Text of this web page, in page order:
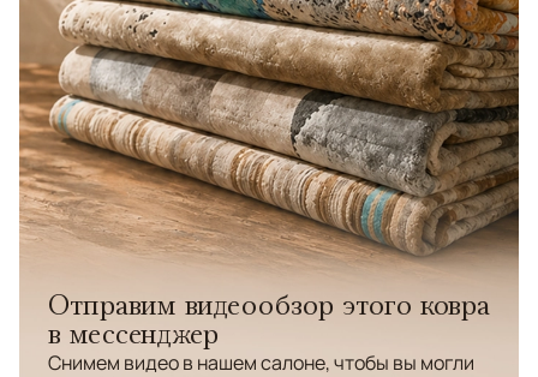
Отправим видеообзор этого ковра
в мессенджер
Снимем видео в нашем салоне, чтобы вы могли